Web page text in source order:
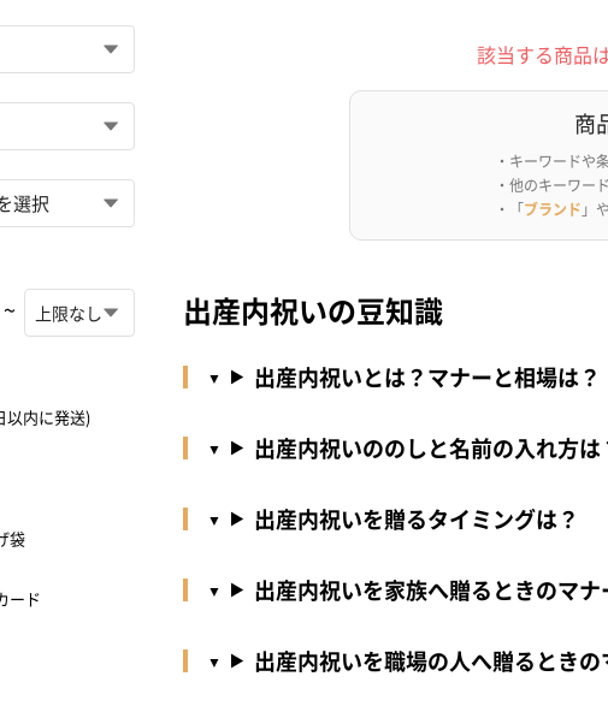
~
以内に発送)
袋
ード
該当する商品
商
・キーワードや
・他のキーワー
・「ブランド 」
出産内祝いの豆知識
出産内祝いとは？マナーと相場は？
出産内祝いののしと名前の入れ方は
出産内祝いを贈るタイミングは？
出産内祝いを家族へ贈るときのマナ
出産内祝いを職場の人へ贈るときの